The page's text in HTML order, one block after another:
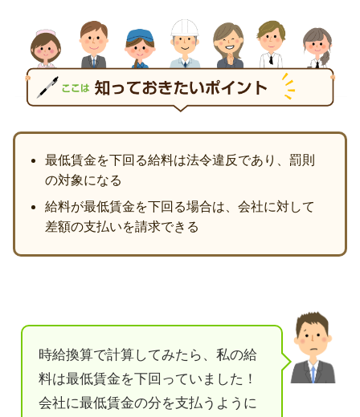
最低賃金を下回る給料は法令違反であり、罰則
の対象になる
給料が最低賃金を下回る場合は、会社に対して
差額の支払いを請求できる
時給換算で計算してみたら、私の給
料は最低賃金を下回っていました！
会社に最低賃金の分を支払うように